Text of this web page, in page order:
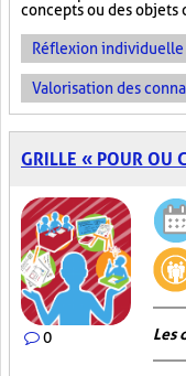
concepts ou des objets
Réflexion individuelle
Valorisation des
GRILLE « POUR OU
0 Les